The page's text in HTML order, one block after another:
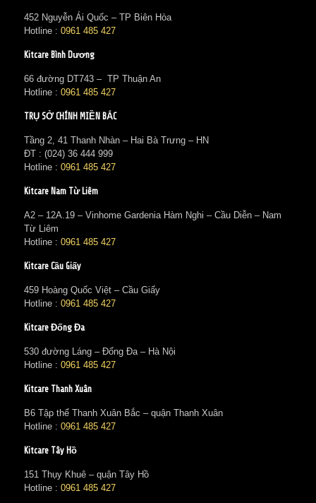
452 Nguyễn Ái Quốc – TP Biên Hòa
Hotline : 0961 485 427
Kitcare Bình Dương
66 đường DT743 – TP Thuận An
Hotline : 0961 485 427
TRỤ SỞ CHÍNH MIỀN BẮC
Tầng 2, 41 Thanh Nhàn – Hai Bà Trưng – HN
ĐT : (024) 36 444 999
Hotline : 0961 485 427
Kitcare Nam Từ Liêm
A2 – 12A.19 – Vinhome Gardenia Hàm Nghi – Cầu Diễn – Nam
Từ Liêm
Hotline : 0961 485 427
Kitcare Cầu Giấy
459 Hoàng Quốc Việt – Cầu Giấy
Hotline : 0961 485 427
Kitcare Đống Đa
530 đường Láng – Đống Đa – Hà Nội
Hotline : 0961 485 427
Kitcare Thanh Xuân
B6 Tập thể Thanh Xuân Bắc – quận Thanh Xuân
Hotline : 0961 485 427
Kitcare Tây Hồ
151 Thụy Khuê – quận Tây Hồ
Hotline : 0961 485 427